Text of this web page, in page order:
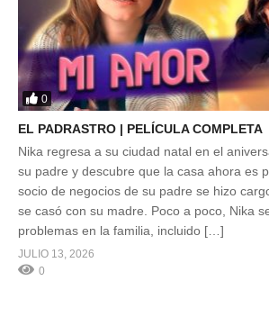
0
EL PADRASTRO | PELÍCULA COMPLETA
Nika regresa a su ciudad natal en el
su padre y descubre que la casa ahora es
socio de negocios de su padre se hizo
se casó con su madre. Poco a poco, Nika
problemas en la familia, incluido […]
JULIO 13, 2026
0